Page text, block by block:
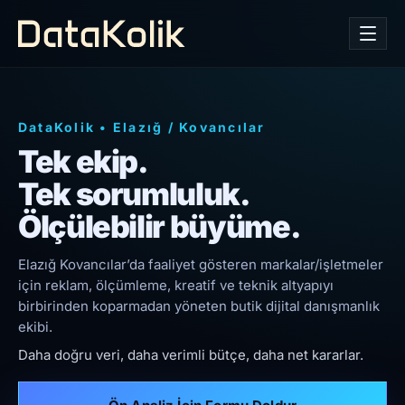
DataKolik • Elazığ / Kovancılar
Tek ekip.
Tek sorumluluk.
Ölçülebilir büyüme.
Elazığ Kovancılar’da faaliyet gösteren markalar/işletmeler
için reklam, ölçümleme, kreatif ve teknik altyapıyı
birbirinden koparmadan yöneten butik dijital danışmanlık
ekibi.
Daha doğru veri, daha verimli bütçe, daha net kararlar.